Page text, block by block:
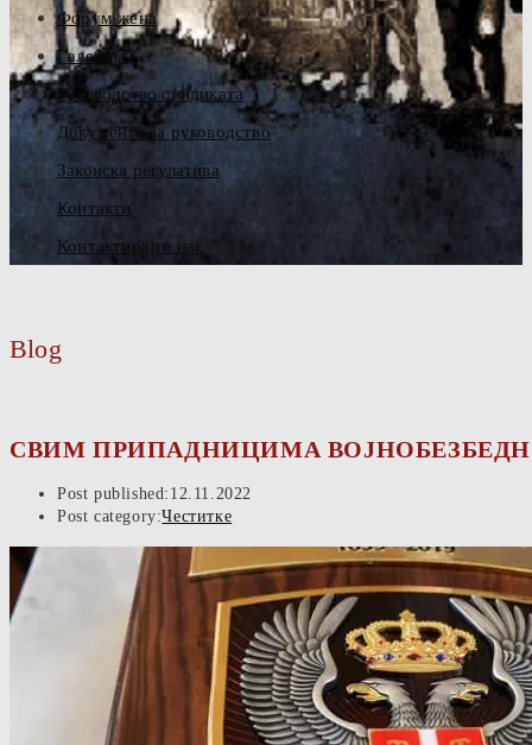
Форум жена
Галерија
Руководство синдиката
Документа за руководство
Законска регулатива
Контакти
Контактирајте нас
Blog
СВИМ ПРИПАДНИЦИМА
Post published: 12.11.2022
Post category:Честитке